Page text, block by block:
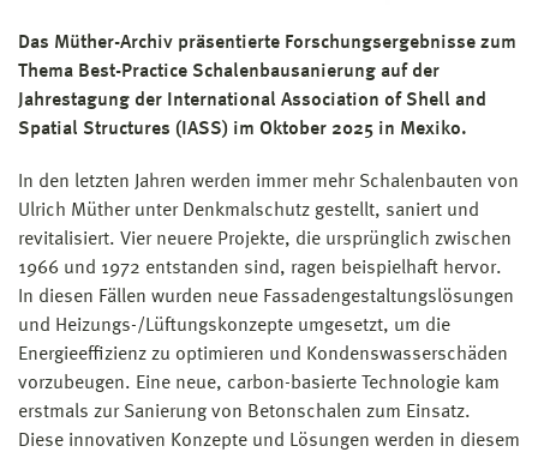
Das Müther-Archiv präsentierte Forschungsergebnisse zum
Thema Best-Practice Schalenbausanierung auf der
Jahrestagung der International Association of Shell and
Spatial Structures (IASS) im Oktober 2025 in Mexiko.
In den letzten Jahren werden immer mehr Schalenbauten von
Ulrich Müther unter Denkmalschutz gestellt, saniert und
revitalisiert. Vier neuere Projekte, die ursprünglich zwischen
1966 und 1972 entstanden sind, ragen beispielhaft hervor.
In diesen Fällen wurden neue Fassadengestaltungslösungen
und Heizungs-/Lüftungskonzepte umgesetzt, um die
Energieeffizienz zu optimieren und Kondenswasserschäden
vorzubeugen. Eine neue, carbon-basierte Technologie kam
erstmals zur Sanierung von Betonschalen zum Einsatz.
Diese innovativen Konzepte und Lösungen werden in diesem